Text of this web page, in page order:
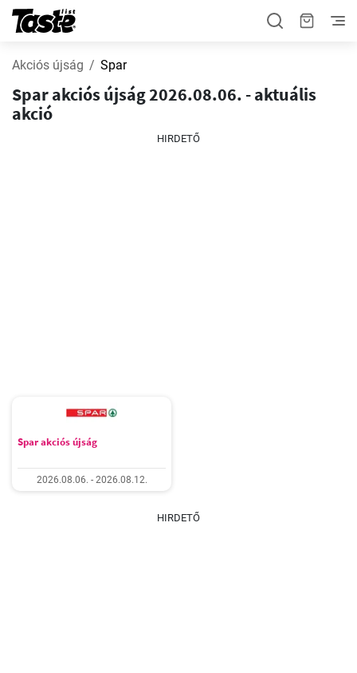
Akciós újság Spar
Spar akciós újság 2026.08.06. - aktuális
akció
HIRDETŐ
Spar akciós újság
2026.08.06. - 2026.08.12.
HIRDETŐ